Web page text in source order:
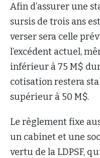
Afin d’assurer une
sursis de trois ans
verser sera celle
l’excédent actuel,
inférieur à 75 M$
cotisation restera
supérieur à 50 M$.
Le règlement fixe
un cabinet et une
vertu de la LDPSF,